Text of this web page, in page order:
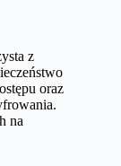
z
oraz
na